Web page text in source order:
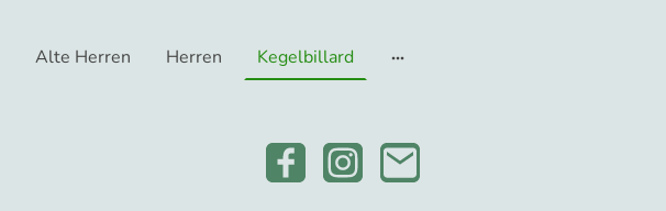
Alte Herren Herren Kegelbillard